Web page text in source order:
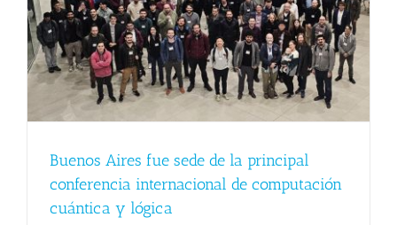
Buenos Aires fue sede de la principal
conferencia internacional de computación
cuántica y lógica